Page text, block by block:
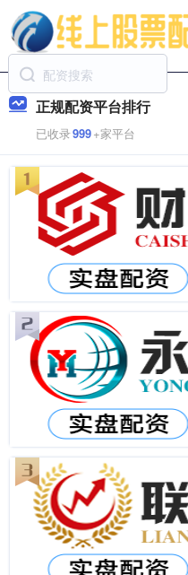
正规配资平台排行
已收录999+家平台